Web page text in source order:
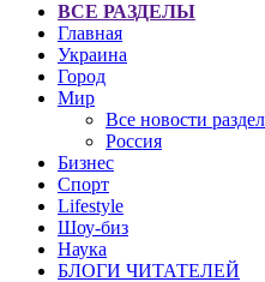
ВСЕ РАЗДЕЛЫ
Главная
Украина
Город
Мир
Все новости
Россия
Бизнес
Спорт
Lifestyle
Шоу-биз
Наука
БЛОГИ ЧИТАТЕЛЕЙ